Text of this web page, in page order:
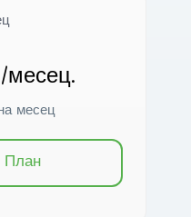
/месец.
месец
План